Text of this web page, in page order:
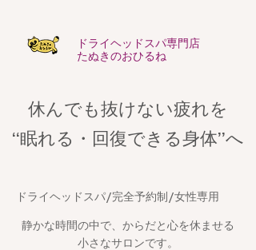
​ドライヘッドスパ専門店
たぬきのおひるね
休んでも抜けない疲れを
​“眠れる・回復できる身体”へ
​ドライヘッドスパ/完全予約制/女性専用
静かな時間の中で、からだと心を休ませる
小さなサロンです。